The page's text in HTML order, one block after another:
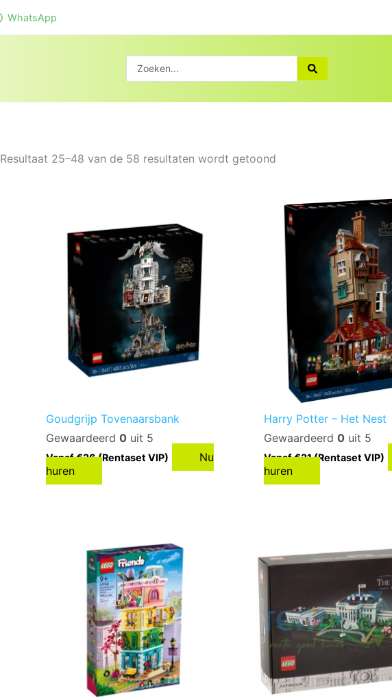
WhatsApp
Search
Resultaat 25–48 van de 58 resultaten wordt getoond
Goudgrijp Tovenaarsbank
Gewaardeerd 0uit 5
Vanaf €26 (Rentaset VIP)
Nu
huren
Harry Potter – Het Nest
Gewaardeerd0 uit 5
Vanaf €21 (Rentaset VIP)
huren